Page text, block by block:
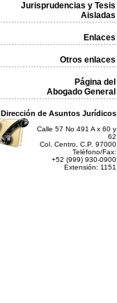
Jurisprudencias y Tesis
Aisladas
Enlaces
Otros enlaces
Página del
Abogado General
Dirección de Asuntos Jurídicos
Calle 57 No 491 A x 60 y
62
Col. Centro, C.P. 97000
Teléfono/Fax:
+52 (999) 930-0900
Extensión: 1151